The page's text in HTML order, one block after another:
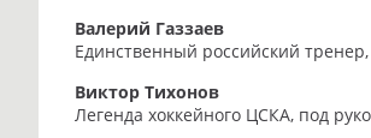
Валерий Газзаев
Единственный российский
Виктор Тихонов
Легенда хоккейного ЦСКА, под